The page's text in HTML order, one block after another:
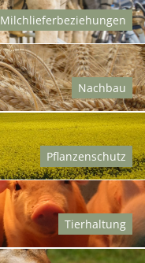
Milchlieferbeziehungen
Nachbau
Pflanzenschutz
Tierhaltung